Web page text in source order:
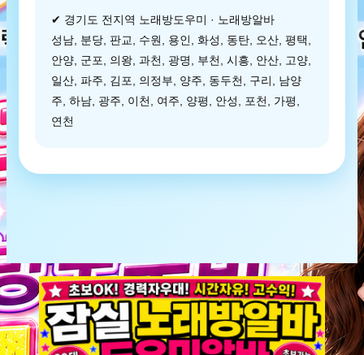
✔ 경기도 전지역 노래방도우미 · 노래방알바
성남, 분당, 판교, 수원, 용인, 화성, 동탄, 오산, 평택,
안양, 군포, 의왕, 과천, 광명, 부천, 시흥, 안산, 고양,
일산, 파주, 김포, 의정부, 양주, 동두천, 구리, 남양
주, 하남, 광주, 이천, 여주, 양평, 안성, 포천, 가평,
연천